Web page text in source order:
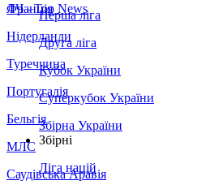
Франція
Нідерланди
Туреччина
Португалія
Бельгія
МЛС
Саудівська Аравія
ЛЧ - Top News
Перша ліга
Друга ліга
Кубок України
Суперкубок України
Збірна України
Збірні
Ліга націй